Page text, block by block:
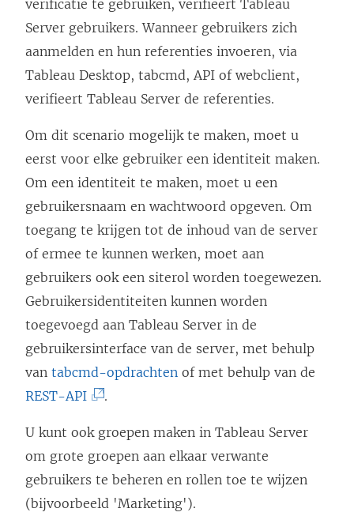
verificatie te gebruiken, verifieert Tableau
Server gebruikers. Wanneer gebruikers zich
aanmelden en hun referenties invoeren, via
Tableau Desktop, tabcmd, API of webclient,
verifieert Tableau Server de referenties.
Om dit scenario mogelijk te maken, moet u
eerst voor elke gebruiker een identiteit maken.
Om een identiteit te maken, moet u een
gebruikersnaam en wachtwoord opgeven. Om
toegang te krijgen tot de inhoud van de server
of ermee te kunnen werken, moet aan
gebruikers ook een siterol worden toegewezen.
Gebruikersidentiteiten kunnen worden
toegevoegd aan Tableau Server in de
gebruikersinterface van de server, met behulp
van tabcmd-opdrachten of met behulp van de
REST-API(
i
n
k
.
U kunt ook groepen maken in Tableau Server
om grote groepen aan elkaar verwante
gebruikers te beheren en rollen toe te wijzen
(bijvoorbeeld 'Marketing').